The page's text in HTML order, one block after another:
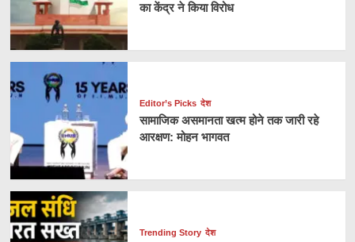
का केंद्र ने किया विरोध
Editor’s Picks देश
सामाजिक असमानता खत्म होने तक जारी रहे
आरक्षण: मोहन भागवत
Trending Story देश